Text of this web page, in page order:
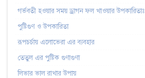
গর্ভবতী হওয়ার সময় ড্রাগন ফল খাওয়ার উপকারিতাঃ
পুষ্টিগুণ ও উপকারিতা
রূপচর্চায় এলোভেরা এর ব্যবহার
তেতুল এর পুষ্টিক গুণাগুণা
লিভার ভাল রাখার উপায়